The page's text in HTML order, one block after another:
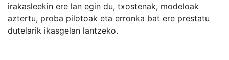
irakasleekin ere lan egin du, txostenak, modeloak
aztertu, proba pilotoak eta erronka bat ere prestatu
dutelarik ikasgelan lantzeko.